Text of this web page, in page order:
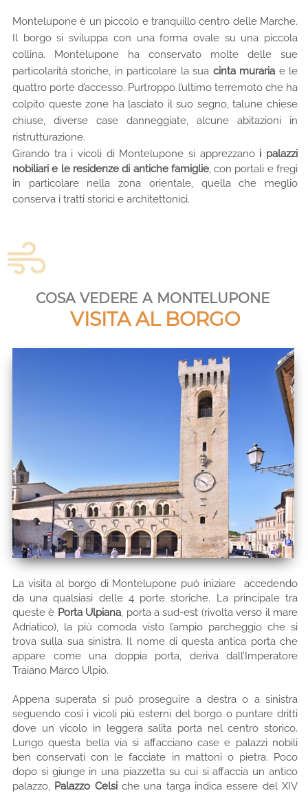
Montelupone è un piccolo e tranquillo centro delle Marche.
Il borgo si sviluppa con una forma ovale su una piccola
collina. Montelupone ha conservato molte delle sue
particolarità storiche, in particolare la sua cinta muraria e le
quattro porte d’accesso. Purtroppo l’ultimo terremoto che ha
colpito queste zone ha lasciato il suo segno, talune chiese
chiuse, diverse case danneggiate, alcune abitazioni in
ristrutturazione.
Girando tra i vicoli di Montelupone si apprezzano i palazzi
nobiliari e le residenze di antiche famiglie, con portali e fregi
in particolare nella zona orientale, quella che meglio
conserva i tratti storici e architettonici.
cosa vedere a montelupone
VISITA AL BORGO
La visita al borgo di Montelupone può iniziare accedendo
da una qualsiasi delle 4 porte storiche. La principale tra
queste è Porta Ulpiana, porta a sud-est (rivolta verso il mare
Adriatico), la più comoda visto l’ampio parcheggio che si
trova sulla sua sinistra. Il nome di questa antica porta che
appare come una doppia porta, deriva dall’Imperatore
Traiano Marco Ulpio.
Appena superata si può proseguire a destra o a sinistra
seguendo così i vicoli più esterni del borgo o puntare dritti
dove un vicolo in leggera salita porta nel centro storico.
Lungo questa bella via si affacciano case e palazzi nobili
ben conservati con le facciate in mattoni o pietra. Poco
dopo si giunge in una piazzetta su cui si affaccia un antico
palazzo, Palazzo Celsiche una targa indica essere del XIV